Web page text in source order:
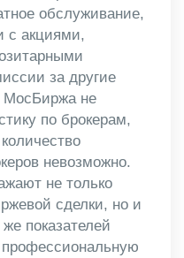
обслуживание,
с акциями,
за другие
МосБиржа не
по брокерам,
невозможно.
не только
сделки, но и
показателей